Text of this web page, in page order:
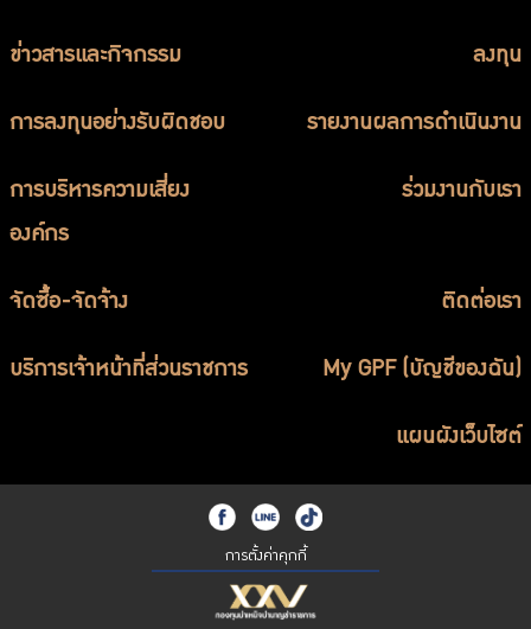
ข่าวสารและกิจกรรม ลงทุน
การลงทุนอย่างรับผิดชอบ รายงานผลการดำเนินงาน
การบริหารความเสี่ยง
องค์กร
ร่วมงานกับเรา
จัดซื้อ-จัดจ้าง ติดต่อเรา
บริการเจ้าหน้าที่ส่วนราชการ My GPF (บัญชีของฉัน)
แผนผังเว็บไซต์
การตั้งค่าคุกกี้